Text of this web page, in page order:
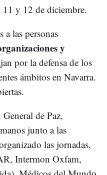
y 12 de diciembre.
a las personas
y
por la defensa de los
ámbitos en Navarra.
de Paz,
junto a las
las jornadas,
Intermon Oxfam,